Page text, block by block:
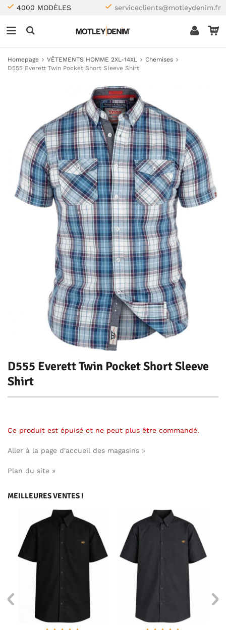
4000 MODÈLES serviceclients@motleydenim.fr
Homepage VÊTEMENTS HOMME 2XL-14XL
Chemises
D555 Everett Twin Pocket Short Sleeve Shirt
D555 Everett Twin Pocket Short Sleeve
Shirt
Ce produit est épuisé et ne peut plus être commandé.
Aller à la page d'accueil des magasins »
Plan du site »
MEILLEURES VENTES !